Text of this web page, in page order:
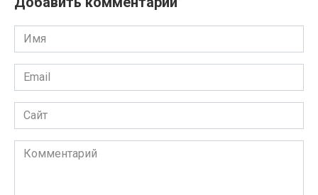
Имя
Email
Сайт
Комментарий